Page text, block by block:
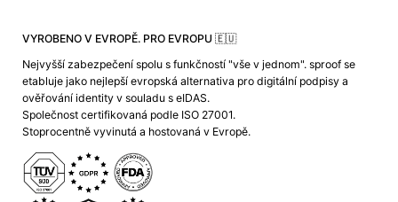
VYROBENO V EVROPĚ. PRO EVROPU 🇪🇺
Nejvyšší zabezpečení spolu s funkčností "vše v jednom". sproof se
etabluje jako nejlepší evropská alternativa pro digitální podpisy a
ověřování identity v souladu s eIDAS.
Společnost certifikovaná podle ISO 27001.
Stoprocentně vyvinutá a hostovaná v Evropě.